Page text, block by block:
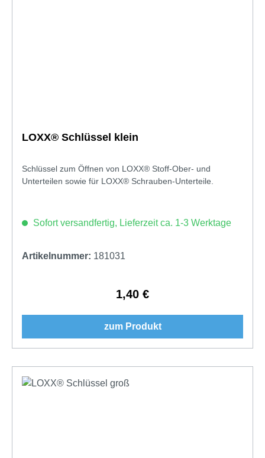
LOXX® Schlüssel klein
Schlüssel zum Öffnen von LOXX® Stoff-Ober- und
Unterteilen sowie für LOXX® Schrauben-Unterteile.
Sofort versandfertig, Lieferzeit ca. 1-3 Werktage
Artikelnummer: 181031
Regulärer Preis:
1,40 €
zum Produkt